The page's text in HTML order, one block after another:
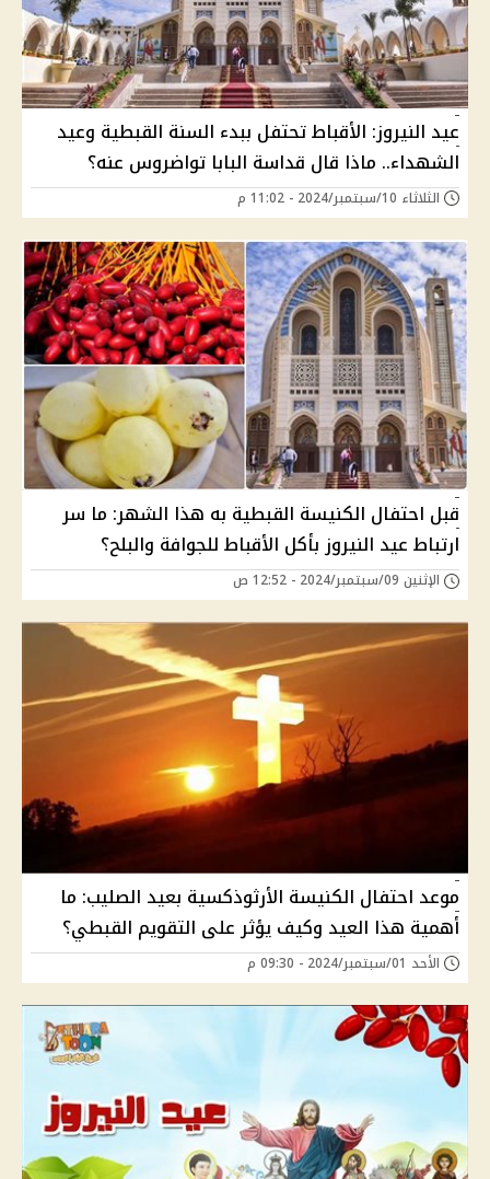
عيد النيروز: الأقباط تحتفل ببدء السنة القبطية وعيد
الشهداء.. ماذا قال قداسة البابا تواضروس عنه؟
الثلاثاء 10/سبتمبر/2024 - 11:02 م
قبل احتفال الكنيسة القبطية به هذا الشهر: ما سر
ارتباط عيد النيروز بأكل الأقباط للجوافة والبلح؟
الإثنين 09/سبتمبر/2024 - 12:52 ص
موعد احتفال الكنيسة الأرثوذكسية بعيد الصليب: ما
أهمية هذا العيد وكيف يؤثر على التقويم القبطي؟
الأحد 01/سبتمبر/2024 - 09:30 م